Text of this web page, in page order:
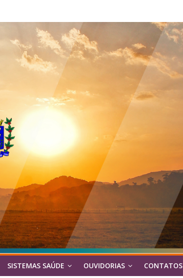
SISTEMAS SAÚDE OUVIDORIAS CONTATOS